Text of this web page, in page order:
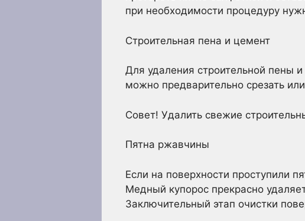
при необходимости процедуру
Строительная пена и цемент
Для удаления строительной пены
можно предварительно срезать
Совет! Удалить свежие
Пятна ржавчины
Если на поверхности проступили
Медный купорос прекрасно
Заключительный этап очистки